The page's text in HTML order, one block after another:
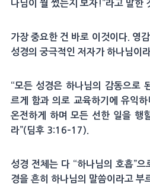
나님이 뭘 썼는지 보자!”라고 말한
가장 중요한 건 바로 이것이다. 영
성경의 궁극적인 저자가 하나님이
“모든 성경은 하나님의 감동으로
르게 함과 의로 교육하기에 유익
온전하게 하며 모든 선한 일을 행
라”(딤후 3:16–17).
성경 전체는 다 “하나님의 호흡”
경을 흔히 하나님의 말씀이라고 부